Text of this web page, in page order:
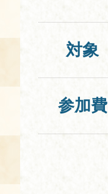
対象
参加費